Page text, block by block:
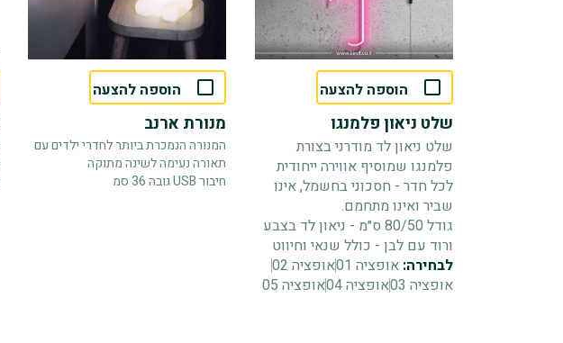
הוספה להצעה
מנורת ארנב
המנורה הנמכרת ביותר לחדרי ילדים עם
תאורה נעימה לשינה מתוקה
חיבור USB גובה 36 סמ
הוספה להצעה
שלט ניאון פלמנגו
שלט ניאון לד מודרני בצורת
פלמנגו שמוסיף אווירה ייחודית
לכל חדר - חסכוני בחשמל, אינו
שביר ואינו מתחמם.
גודל 80/50 ס״מ - ניאון לד בצבע
ורוד עם לבן - כולל שנאי וחיווט
לבחירה: אופציה 01
אופציה 02
אופציה 03
אופציה 04 אופציה 05